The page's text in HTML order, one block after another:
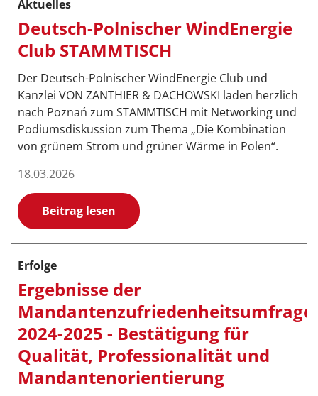
Aktuelles
Deutsch-Polnischer WindEnergie
Club STAMMTISCH
Der Deutsch-Polnischer WindEnergie Club und
Kanzlei VON ZANTHIER & DACHOWSKI laden herzlich
nach Poznań zum STAMMTISCH mit Networking und
Podiumsdiskussion zum Thema „Die Kombination
von grünem Strom und grüner Wärme in Polen“.
18.03.2026
Beitrag lesen
Erfolge
Ergebnisse der
Mandantenzufriedenheitsumfrage
2024-2025 - Bestätigung für
Qualität, Professionalität und
Mandantenorientierung